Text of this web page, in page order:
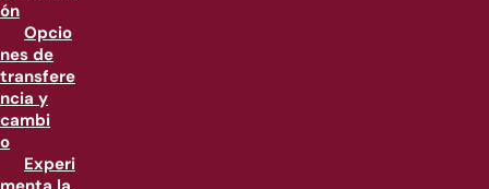
ón
Opcio
nes de
transfere
ncia y
cambi
o
Experi